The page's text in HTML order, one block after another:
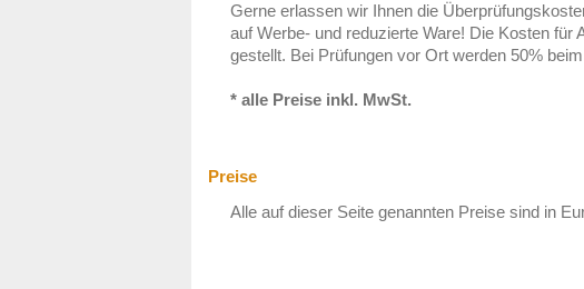
Gerne erlassen wir Ihnen die
auf Werbe- und reduzierte Ware! Die Kosten für
gestellt. Bei Prüfungen vor Ort werden 50%
* alle Preise inkl. MwSt.
Preise
Alle auf dieser Seite genannten Preise sind in